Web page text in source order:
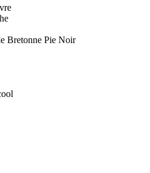
Bretonne Pie Noir